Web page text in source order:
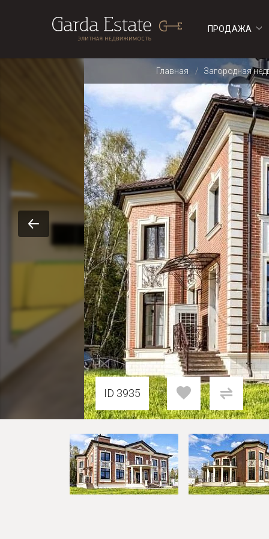
ПРОДАЖА
ДОМА
ДОМА
Главная Загородная
ID 3935